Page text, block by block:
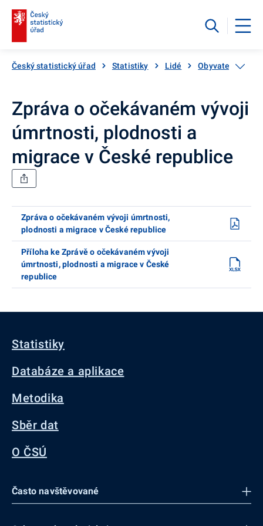
Český statistický úřad Statistiky Lidé Obyvatelstvo
Zpráva o očekávaném vývoji
úmrtnosti, plodnosti a
migrace v České republice
Zpráva o očekávaném vývoji úmrtnosti,
plodnosti a migrace v České republice
Příloha ke Zprávě o očekávaném vývoji
úmrtnosti, plodnosti a migrace v České
republice
Statistiky
Databáze a aplikace
Metodika
Sběr dat
O ČSÚ
Často navštěvované